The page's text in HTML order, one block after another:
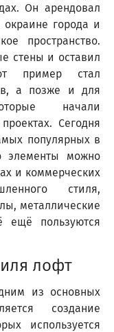
Он арендовал
города и
пространство.
стены и оставил
пример стал
а позже и для
начали
Сегодня
популярных в
элементы можно
и коммерческих
стиля,
металлические
ещё пользуются
лофт
из основных
создание
используется